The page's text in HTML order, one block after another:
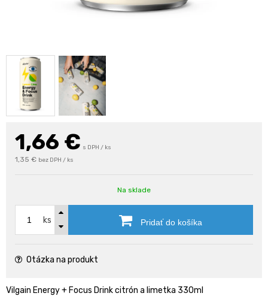
1,66 € s DPH / ks
1,35 € bez DPH / ks
Na sklade
ks Pridať do košíka
Otázka na produkt
Vilgain Energy + Focus Drink citrón a limetka 330ml